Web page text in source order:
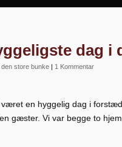
dag i
den store bunke | 1 Kommentar
en hyggelig dag i
gæster. Vi var begge to